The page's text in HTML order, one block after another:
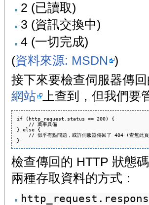
2 (已讀取)
3 (資訊交換中)
4 (一切完成)
(資料來源: MSDN )
接下來要檢查伺服器傳
網站 上查到，但我們要
if (http_request.status == 200) {
    // 萬事具備
} else {
// 似乎有點問題，或許伺服器傳回了 404 (查無此
檢查傳回的 HTTP 狀態
兩種存取資料的方式：